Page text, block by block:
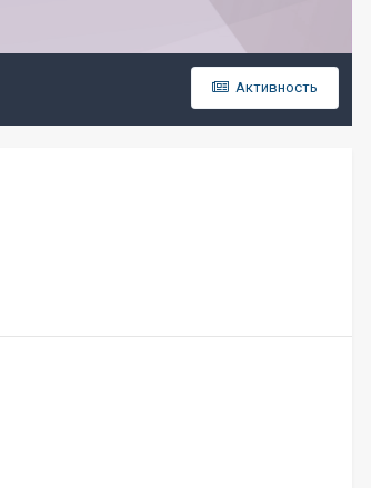
Активность